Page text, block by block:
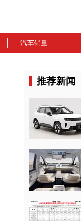
汽车销量
推荐新闻